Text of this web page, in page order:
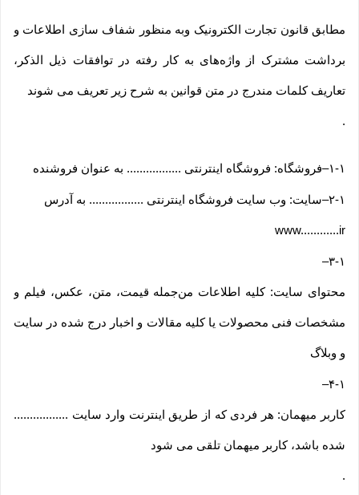
مطابق قانون تجارت الکترونیک وبه منظور شفاف سازی اطلاعات و
برداشت مشترک از واژه‌های به کار رفته در توافقات ذیل الذکر،
تعاریف کلمات مندرج در متن قوانین به شرح زیر تعریف می شوند
.
۱-۱–فروشگاه: فروشگاه اینترنتی ................. به عنوان فروشنده
۲-۱–سایت: وب سایت فروشگاه اینترنتی ................. به آدرس
www............ir
۳-۱–
محتوای سایت: کلیه اطلاعات من‌جمله قیمت، متن، عکس، فیلم و
مشخصات فنی محصولات یا کلیه مقالات و اخبار درج شده در سایت
و وبلاگ
۴-۱–
کاربر میهمان: هر فردی که از طریق اینترنت وارد سایت .................
شده باشد، کاربر میهمان تلقی می شود
.